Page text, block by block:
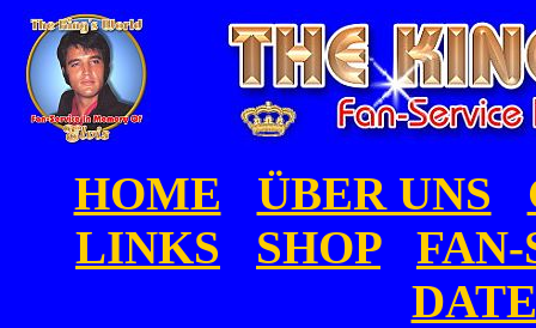
HOME ÜBER UNS
LINKS
SHOP
FAN-